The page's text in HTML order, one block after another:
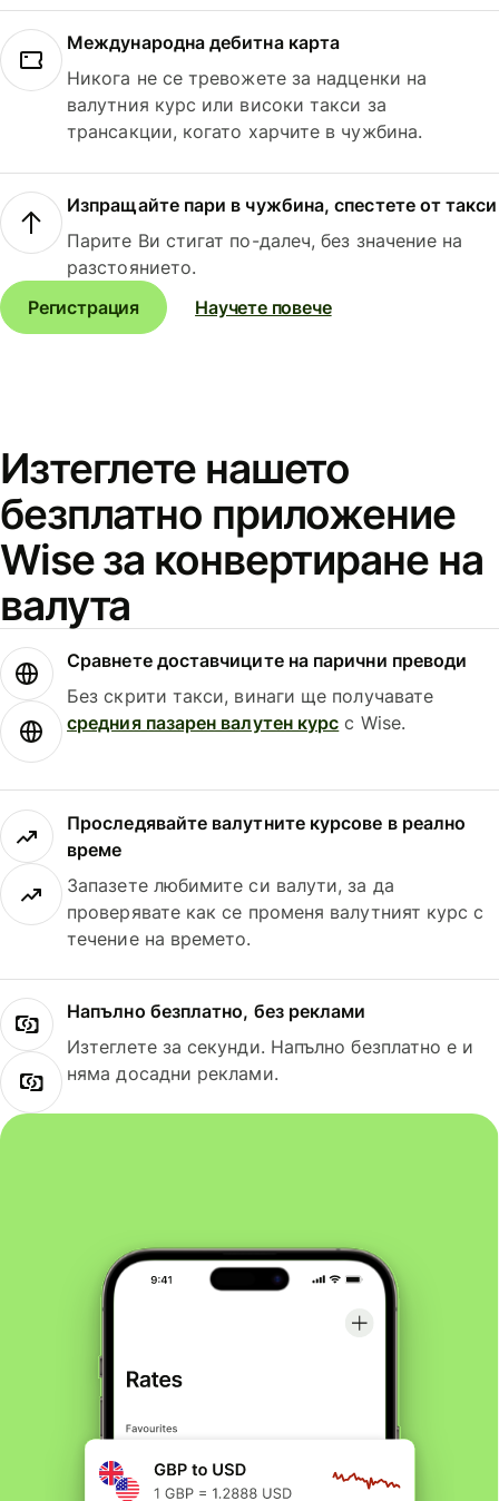
Международна дебитна карта
Никога не се тревожете за надценки на
валутния курс или високи такси за
трансакции, когато харчите в чужбина.
Изпращайте пари в чужбина, спестете от такси
Парите Ви стигат по-далеч, без значение на
разстоянието.
Регистрация
Научете повече
Изтеглете нашето
безплатно приложение
Wise за конвертиране на
валута
Сравнете доставчиците на парични преводи
Без скрити такси, винаги ще получавате
средния пазарен валутен курс с Wise.
Проследявайте валутните курсове в реално
време
Запазете любимите си валути, за да
проверявате как се променя валутният курс с
течение на времето.
Напълно безплатно, без реклами
Изтеглете за секунди. Напълно безплатно е и
няма досадни реклами.